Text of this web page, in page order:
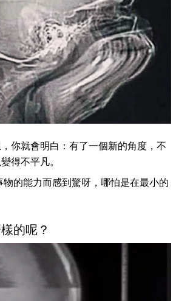
你就會明白：有了一個新的角度，不
得不平凡。
的能力而感到驚呀，哪怕是在最小的
的呢？